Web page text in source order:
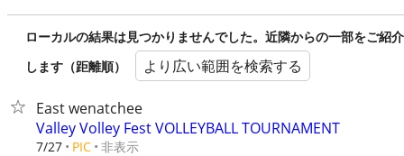
ローカルの結果は見つかりませんでした。近隣からの一部をご紹介
します（距離順）
より広い範囲を検索する
East wenatchee
Valley Volley Fest VOLLEYBALL TOURNAMENT
7/27 PIC 非表示